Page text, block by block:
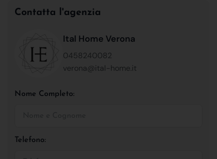
Contatta l'agenzia
Ital Home Verona
0458240082
verona@ital-home.it
Nome Completo:
Telefono: